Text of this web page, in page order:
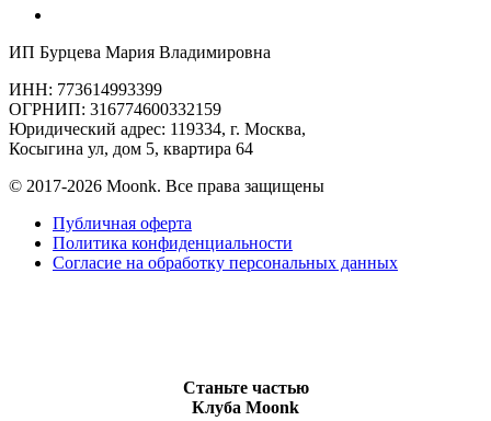
ИП Бурцева Мария Владимировна
ИНН: 773614993399
ОГРНИП: 316774600332159
Юридический адрес: 119334, г. Москва,
Косыгина ул, дом 5, квартира 64
© 2017-2026 Moonk. Все права защищены
Публичная оферта
Политика конфиденциальности
Согласие на обработку персональных данных
Станьте частью
Клуба Moonk